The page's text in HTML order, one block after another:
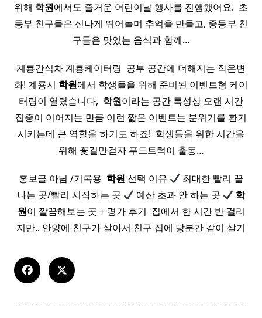
위해 학원에서도 즐거운 어린이날 행사를 진행했어요. ​ 초
등부 친구들은 신나게 뛰어놀며 추억을 만들고, 중등부 친
구들은 맛있는 음식과 함께…
계룡간식차 계룡케이터링 ​ 공부 공간에 더해지는 작은변
화! 계룡시 학원에서 학생들을 위해 준비된 이벤트형 케이
터링이 열렸습니다, ​ 학원이라는 공간 특성상 오랜 시간
집중이 이어지는 만큼 이런 짧은 이벤트는 분위기를 환기
시키는데 큰 역할을 하기도 하죠! ​ 학생들을 위한 시간을
위해 꽃길만걷자 푸드트럭이 출동…
홍보글 아님 /기록용 ​ 학원 선택 이유
최대한 빨리 끝
나는 곳/빨리 시작하는 곳
예산 초과 안 하는 곳
학
원이 깔끔해보는 곳 + 평가 후기 ​ 집에서 한 시간 반 걸리
지만.. 안양에 친구가 살아서 친구 집에 당분간 같이 살기